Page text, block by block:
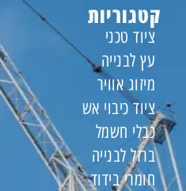
קטגוריות
ציוד טכני
עץ לבנייה
מיזוג אוויר
ציוד כיבוי אש
כבלי חשמל
ברזל לבנייה
חומרי בידוד